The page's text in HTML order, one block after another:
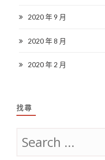
2020 年 9 月
2020 年 8 月
2020 年 2 月
找尋